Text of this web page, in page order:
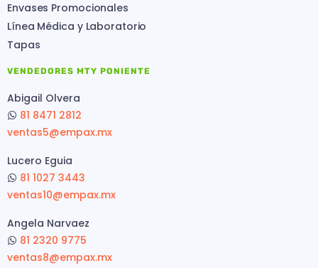
Envases Promocionales
Línea Médica y Laboratorio
Tapas
VENDEDORES MTY PONIENTE
Abigail Olvera
81 8471 2812
ventas5@empax.mx
Lucero Eguia
81 1027 3443
ventas10@empax.mx
Angela Narvaez
81 2320 9775
ventas8@empax.mx